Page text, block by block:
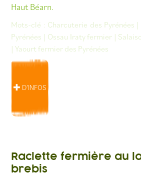
Haut Béarn.
Mots-clé : Charcuterie des Pyrénées |
Pyrénées | Ossau Iraty fermier |
|Yaourt fermier des Pyrénées
D’INFOS
Raclette fermière au
brebis